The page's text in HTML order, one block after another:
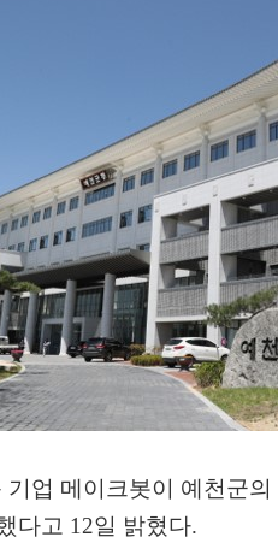
업 메이크봇이 예천군
다고 12일 밝혔다.